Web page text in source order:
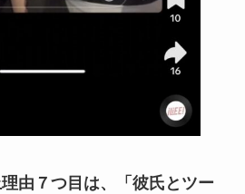
由７つ目は、「彼氏とツー